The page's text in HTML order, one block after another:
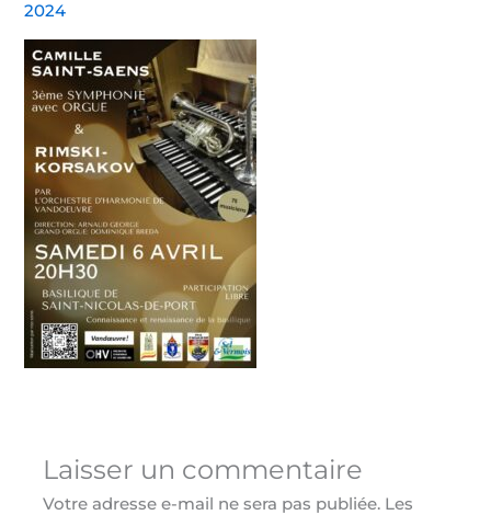
2024
Laisser un commentaire
Votre adresse e-mail ne sera pas publiée. Les